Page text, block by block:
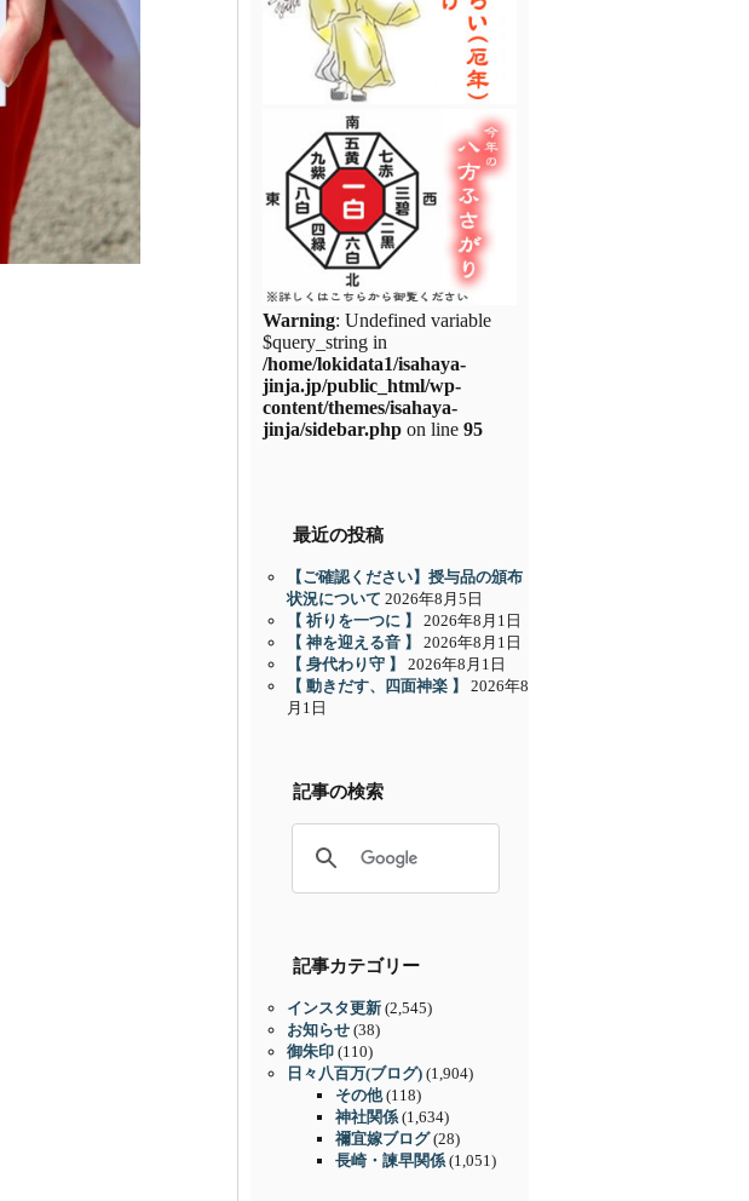
Warning: Undefined variable
$query_string in
/home/lokidata1/isahaya-
jinja.jp/public_html/wp-
content/themes/isahaya-
jinja/sidebar.php on line 95
最近の投稿
【ご確認ください】授与品の頒布
状況について 2026年8月5日
【 祈りを一つに 】
2026年8月1日
【 神を迎える音 】
2026年8月1日
【 身代わり守 】
2026年8月1日
【 動きだす、四面神楽 】
2026年8
月1日
記事の検索
記事カテゴリー
インスタ更新 (2,545)
お知らせ (38)
御朱印 (110)
日々八百万(ブログ) (1,904)
その他(118)
神社関係 (1,634)
禰宜嫁ブログ(28)
長崎・諫早関係 (1,051)